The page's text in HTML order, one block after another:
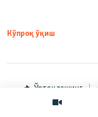
Кўпроқ ўқиш
Ўртоқлашинг